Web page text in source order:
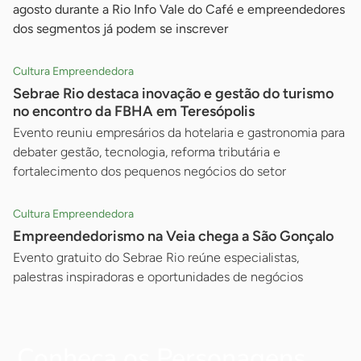
agosto durante a Rio Info Vale do Café e empreendedores
dos segmentos já podem se inscrever
Cultura Empreendedora
Sebrae Rio destaca inovação e gestão do turismo
no encontro da FBHA em Teresópolis
Evento reuniu empresários da hotelaria e gastronomia para
debater gestão, tecnologia, reforma tributária e
fortalecimento dos pequenos negócios do setor
Cultura Empreendedora
Empreendedorismo na Veia chega a São Gonçalo
Evento gratuito do Sebrae Rio reúne especialistas,
palestras inspiradoras e oportunidades de negócios